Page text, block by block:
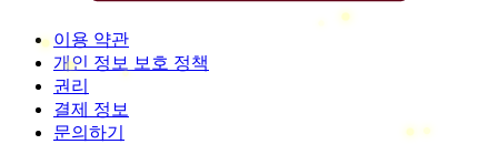
이용 약관
개인 정보 보호 정책
권리
결제 정보
문의하기